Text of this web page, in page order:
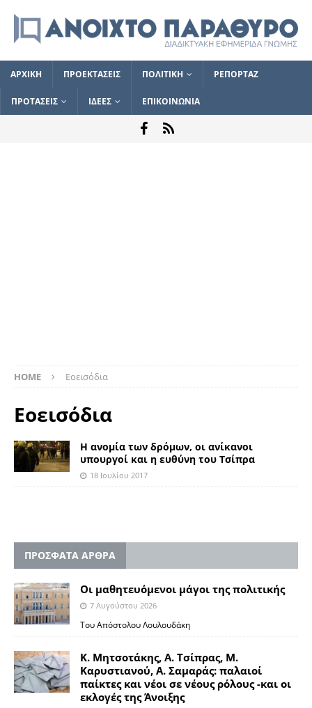
ΑΡΧΙΚΗ ΠΡΟΕΚΤΑΣΕΙΣ ΠΟΛΙΤΙΚΗ ΡΕΠΟΡΤΑΖ
ΠΡΟΤΑΣΕΙΣ ΙΔΕΕΣ ΕΠΙΚΟΙΝΩΝΙΑ
HOME Εοεισόδια
Εοεισόδια
Η ανομία των δρόμων, οι ανίκανοι
υπουργοί και η ευθύνη του Τσίπρα
18 Ιουλίου 2017
ΠΡΟΣΦΑΤΑ ΑΡΘΡΑ
Οι μαθητευόμενοι μάγοι της πολιτικής
7 Αυγούστου 2026
Του Απόστολου Λουλουδάκη
Κ. Μητσοτάκης, Α. Τσίπρας, Μ.
Καρυστιανού, Α. Σαμαράς: παλαιοί
παίκτες και νέοι σε νέους ρόλους -και οι
εκλογές της Άνοιξης